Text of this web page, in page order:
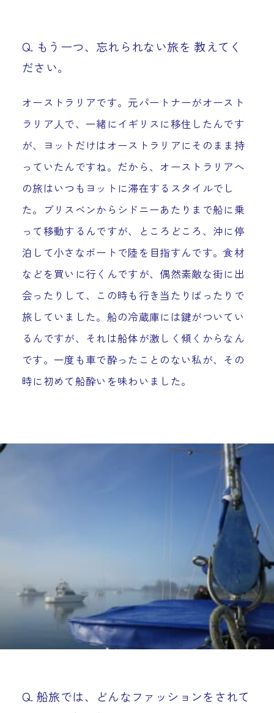
Q. もう一つ、忘れられない旅を 教えてく
ださい。
オーストラリアです。元パートナーがオースト
ラリア人で、一緒にイギリスに移住したんです
が、ヨットだけはオーストラリアにそのまま持
っていたんですね。だから、オーストラリアへ
の旅はいつもヨットに滞在するスタイルでし
た。ブリスベンからシドニーあたりまで船に乗
って移動するんですが、ところどころ、沖に停
泊して小さなボートで陸を目指すんです。食材
などを買いに行くんですが、偶然素敵な街に出
会ったりして、この時も行き当たりばったりで
旅していました。船の冷蔵庫には鍵がついてい
るんですが、それは船体が激しく傾くからなん
です。一度も車で酔ったことのない私が、その
時に初めて船酔いを味わいました。
Q. 船旅では、どんなファッションをされて